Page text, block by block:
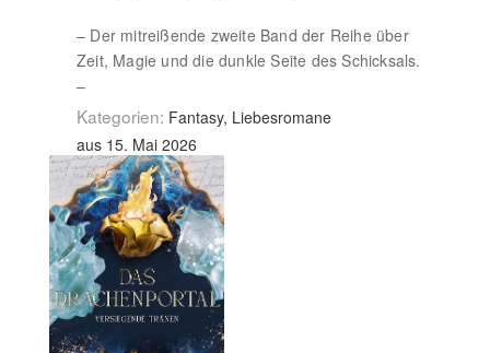
– Der mitreißende zweite Band der Reihe über
Zeit, Magie und die dunkle Seite des Schicksals.
–
Kategorien: Fantasy, Liebesromane
aus 15. Mai 2026